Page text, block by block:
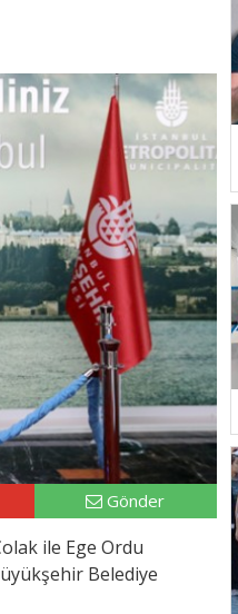
Gönder
ile Ege Ordu
Belediye